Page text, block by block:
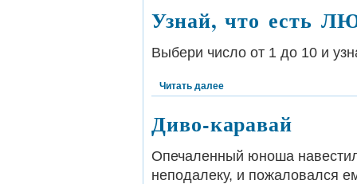
Узнай, что есть
Выбери число от 1 до 10 и
Читать далее
Диво-каравай
Опечаленный юноша
неподалеку, и пожаловался